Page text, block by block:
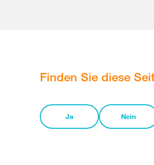
Finden Sie diese
Ja Nein